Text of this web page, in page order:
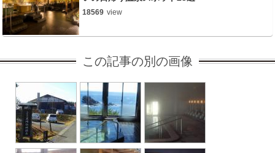
18569 view
この記事の別の画像